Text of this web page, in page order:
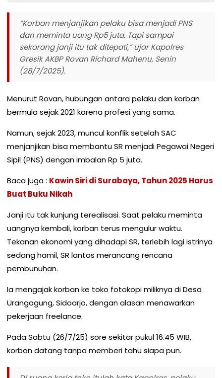
“Korban menjanjikan pelaku bisa menjadi PNS
dan meminta uang Rp5 juta. Tapi sampai
sekarang janji itu tak ditepati,” ujar Kapolres
Gresik AKBP Rovan Richard Mahenu, Senin
(28/7/2025).
Menurut Rovan, hubungan antara pelaku dan korban
bermula sejak 2021 karena profesi yang sama.
Namun, sejak 2023, muncul konflik setelah SAC
menjanjikan bisa membantu SR menjadi Pegawai Negeri
Sipil (PNS) dengan imbalan Rp 5 juta.
Baca juga : Kawin Siri di Surabaya, Tahun 2025 Harus
Buat Buku Nikah
Janji itu tak kunjung terealisasi. Saat pelaku meminta
uangnya kembali, korban terus mengulur waktu.
Tekanan ekonomi yang dihadapi SR, terlebih lagi istrinya
sedang hamil, SR lantas merancang rencana
pembunuhan.
Ia mengajak korban ke toko fotokopi miliknya di Desa
Urangagung, Sidoarjo, dengan alasan menawarkan
pekerjaan freelance.
Pada Sabtu (26/7/25) sore sekitar pukul 16.45 WIB,
korban datang tanpa memberi tahu siapa pun.